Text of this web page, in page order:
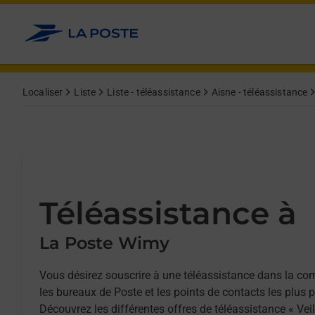
Allez au contenu
Localiser Liste Liste - téléassistance Aisne - téléassistance
Téléassistance à
La Poste Wimy
Vous désirez souscrire à une téléassistance dans la
les bureaux de Poste et les points de contacts les plus
Découvrez les différentes offres de téléassistance «
Afficher ou masquer la réponse
Afficher ou masquer la réponse
Afficher ou masquer la réponse